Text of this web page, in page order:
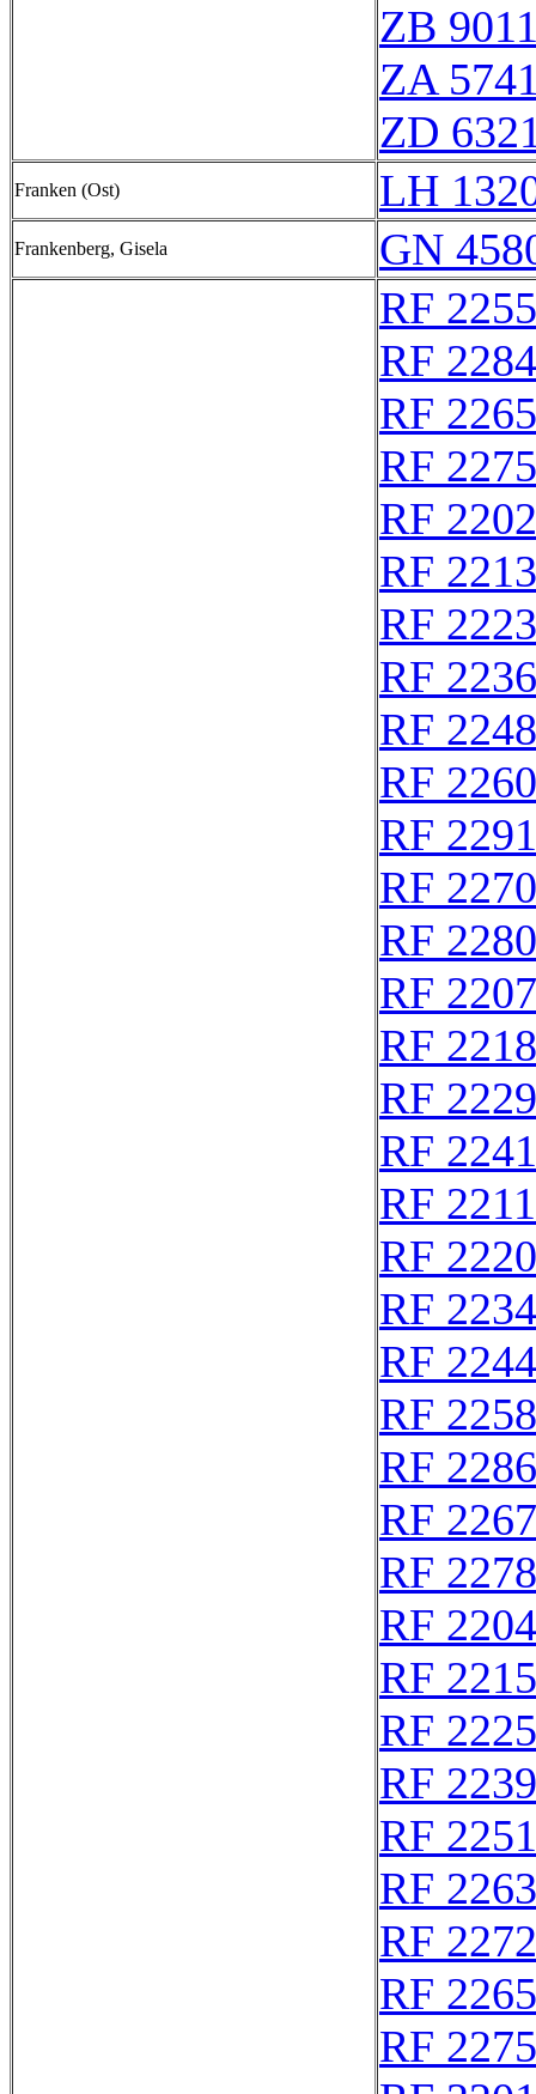
ZB
ZA
ZD
Franken (Ost) LH
Frankenberg, Gisela
GN
RF
RF
RF
RF
RF
RF
RF
RF
RF
RF
RF
RF
RF
RF
RF
RF
RF
RF
RF
RF
RF
RF
RF
RF
RF
RF
RF
RF
RF
RF
RF
RF
RF
RF